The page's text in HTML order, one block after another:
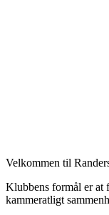
Velkommen til
Klubbens formål er at
kammeratligt